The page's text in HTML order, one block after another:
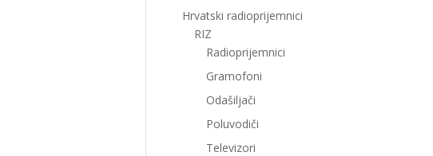
Hrvatski radioprijemnici
RIZ
Radioprijemnici
Gramofoni
Odašiljači
Poluvodiči
Televizori